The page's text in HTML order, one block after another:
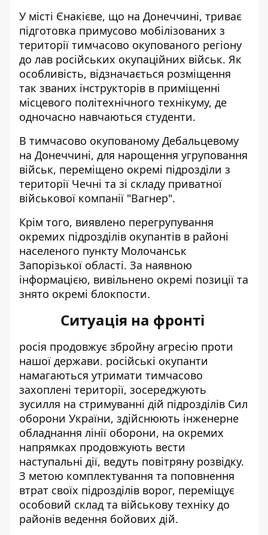
У місті Єнакієве, що на Донеччині, триває
підготовка примусово мобілізованих з
території тимчасово окупованого регіону
до лав російських окупаційних військ. Як
особливість, відзначається розміщення
так званих інструкторів в приміщенні
місцевого політехнічного технікуму, де
одночасно навчаються студенти.
В тимчасово окупованому Дебальцевому
на Донеччині, для нарощення угруповання
військ, переміщено окремі підрозділи з
території Чечні та зі складу приватної
військової компанії "Вагнер".
Крім того, виявлено перегрупування
окремих підрозділів окупантів в районі
населеного пункту Молочанськ
Запорізької області. За наявною
інформацією, вивільнено окремі позиції та
знято окремі блокпости.
Ситуація на фронті
росія продовжує збройну агресію проти
нашої держави. російські окупанти
намагаються утримати тимчасово
захоплені території, зосереджують
зусилля на стримуванні дій підрозділів Сил
оборони України, здійснюють інженерне
обладнання лінії оборони, на окремих
напрямках продовжують вести
наступальні дії, ведуть повітряну розвідку.
З метою комплектування та поповнення
втрат своїх підрозділів ворог, переміщує
особовий склад та військову техніку до
районів ведення бойових дій.